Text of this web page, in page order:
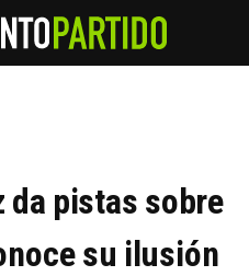
da pistas sobre
su ilusión